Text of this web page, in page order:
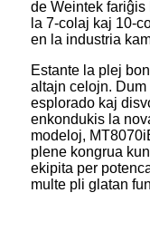
de Weintek fariĝis
la 7-colaj kaj 10-
en la industria
Estante la plej
altajn celojn.
esplorado kaj
enkondukis la
modeloj,
plene kongrua
ekipita per
multe pli glatan